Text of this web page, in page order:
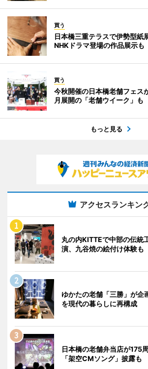
買う
日本橋三重テラスで伊勢型
NHKドラマ登場の作品展示も
買う
今秋開催の日本橋老舗フェ
月展開の「老舗ウイーク」も
もっと見る
アクセスランキン
丸の内KITTEで中部の伝
演、九谷焼の絵付け体験も
ゆかたの老舗「三勝」が
を現代の暮らしに再構成
日本橋の老舗弁当店が175
「架空CMソング」披露も